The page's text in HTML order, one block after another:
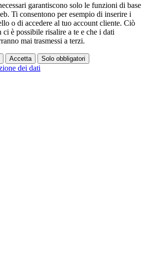
garantiscono solo le funzioni di base
Ti consentono per esempio di inserire i
o di accedere al tuo account cliente. Ciò
è possibile risalire a te e che i dati
mai trasmessi a terzi.
Accetta Solo obbligatori
dei dati